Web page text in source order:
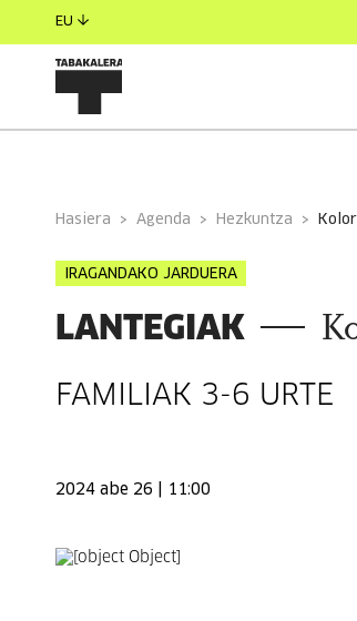
EU
Hasiera Agenda Hezkuntza
IRAGANDAKO JARDUERA
LANTEGIAK
FAMILIAK 3-6 URTE
2024 abe 26 | 11:00